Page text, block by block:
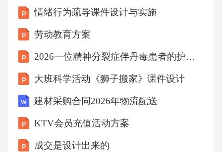
势多元文化交融在保留传统文化精髓的基础
上，结合现代元素进行创新，让传统文化焕发
域的跨界合作成为常态，不同艺术形式的融合
为活动增添更多可能性。全球化背景下，各国
文化元素相互交融，形成独特的文化景观，为
活动注入新的创意和灵感。跨文化元素吸收创
新国际资源联动共享规避风险通过国际间的合
作与交流，及时了解各国政策、市场等信息，
情绪行为疏导课件设计与实施
劳动教育方案
2026一位精神分裂症伴丹毒患者的护理查房解读
大班科学活动《狮子搬家》课件设计
建材采购合同2026年物流配送
KTV会员充值活动方案
成交是设计出来的